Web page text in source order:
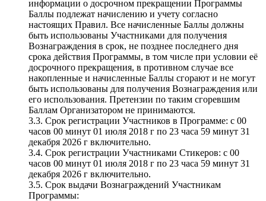
информации о досрочном прекращении Программы
Баллы подлежат начислению и учету согласно
настоящих Правил. Все начисленные Баллы должны
быть использованы Участниками для получения
Вознаграждения в срок, не позднее последнего дня
срока действия Программы, в том числе при условии её
досрочного прекращения, в противном случае все
накопленные и начисленные Баллы сгорают и не могут
быть использованы для получения Вознаграждения или
его использования. Претензии по таким сгоревшим
Баллам Организатором не принимаются.
3.3. Срок регистрации Участников в Программе: с 00
часов 00 минут 01 июля 2018 г по 23 часа 59 минут 31
декабря 2026 г включительно.
3.4. Срок регистрации Участниками Стикеров: с 00
часов 00 минут 01 июля 2018 г по 23 часа 59 минут 31
декабря 2026 г включительно.
3.5. Срок выдачи Вознаграждений Участникам
Программы: